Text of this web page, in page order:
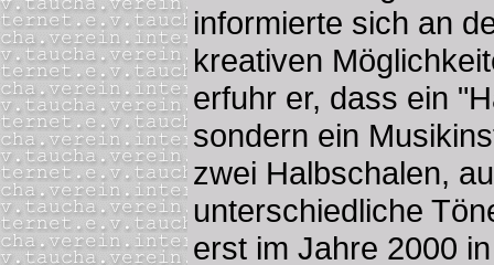
informierte sich an
kreativen
erfuhr er, dass ein
sondern ein
zwei Halbschalen,
unterschiedliche
erst im Jahre 2000